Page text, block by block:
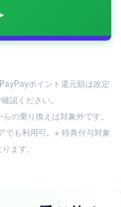
ポイント還元額は改定
認ください。
の乗り換えは対象外です。
でも利用可。※ 特典付与対象
ます。